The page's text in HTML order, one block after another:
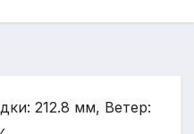
212.8 мм, Ветер: